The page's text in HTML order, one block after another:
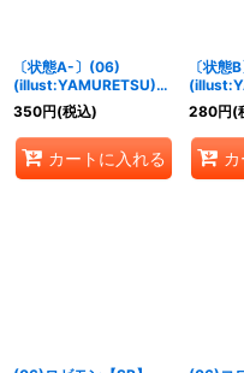
〔状態A-〕(06)
(illust:YAMURETSU)グ
レープ・メモリーブース
ト！！【P】{LM-038}
《紫》
350円(税込)
カートに入れる
〔状態
レープ
ト！！
《紫》
280円(
カ